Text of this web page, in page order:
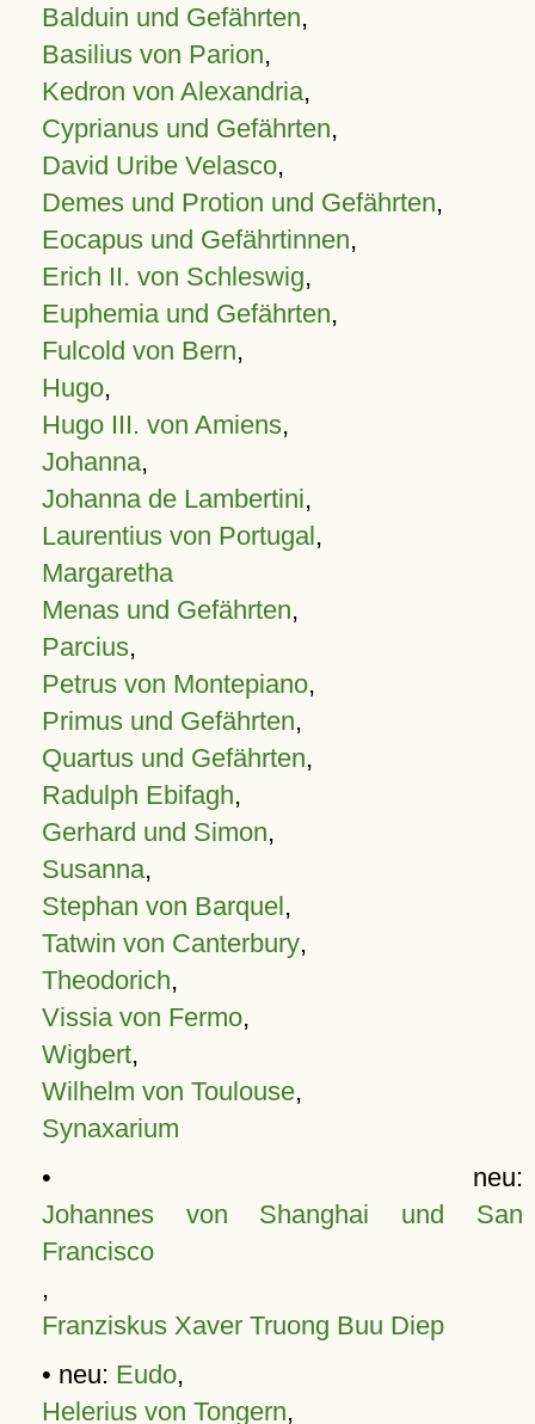
Balduin und Gefährten,
Basilius von Parion,
Kedron von Alexandria,
Cyprianus und Gefährten,
David Uribe Velasco,
Demes und Protion und Gefährten,
Eocapus und Gefährtinnen,
Erich II. von Schleswig,
Euphemia und Gefährten,
Fulcold von Bern,
Hugo,
Hugo III. von Amiens,
Johanna,
Johanna de Lambertini,
Laurentius von Portugal,
Margaretha
Menas und Gefährten,
Parcius,
Petrus von Montepiano,
Primus und Gefährten,
Quartus und Gefährten,
Radulph Ebifagh,
Gerhard und Simon,
Susanna,
Stephan von Barquel,
Tatwin von Canterbury,
Theodorich,
Vissia von Fermo,
Wigbert,
Wilhelm von Toulouse,
Synaxarium
• neu:
Johannes von Shanghai und San
Francisco
,
Franziskus Xaver Truong Buu Diep
• neu: Eudo,
Helerius von Tongern,